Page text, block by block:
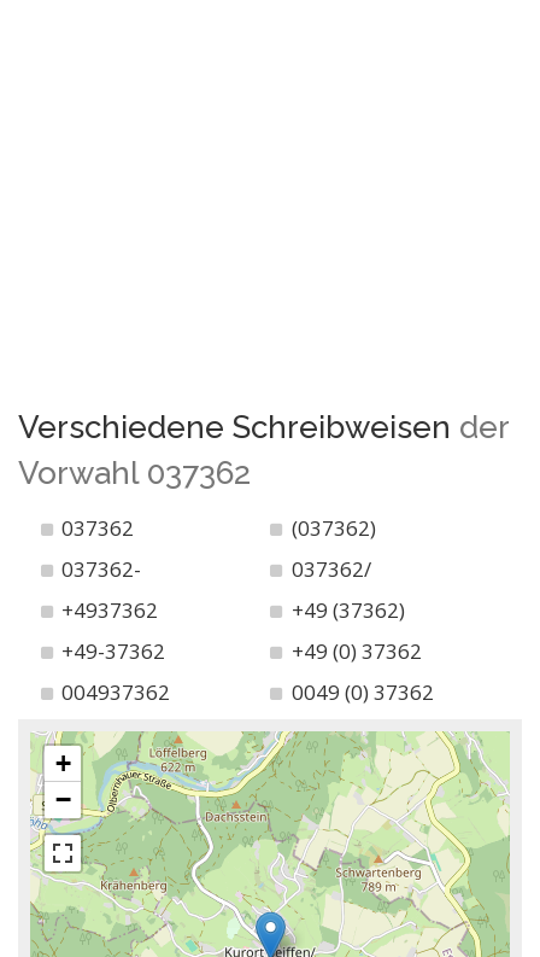
Verschiedene Schreibweisen der
Vorwahl 037362
037362
(037362)
037362-
037362/
+4937362
+49 (37362)
+49-37362
+49 (0) 37362
004937362
0049 (0) 37362
+
−